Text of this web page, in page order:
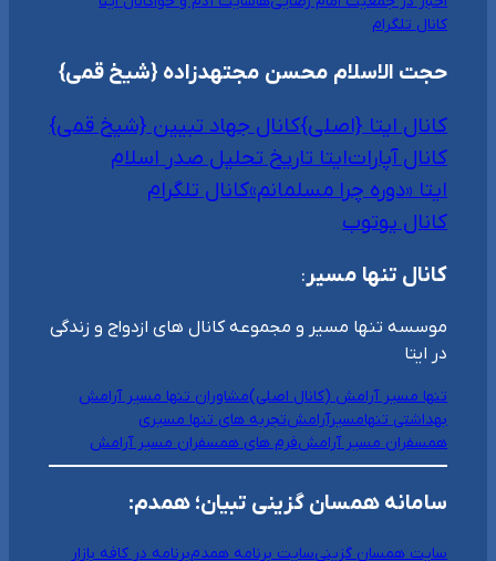
کانال تلگرام
حجت الاسلام محسن مجتهدزاده {شیخ قمی}
کانال ایتا {اصلی}کانال جهاد تبیین {شیخ قمی}
کانال آپاراتایتا تاریخ تحلیل صدر اسلام
ایتا «دوره چرا مسلمانم»کانال تلگرام
کانال یوتوب
کانال تنها مسیر:
موسسه تنها مسیر و مجموعه کانال های ازدواج و زندگی
در ایتا
تنها مسیر آرامش (کانال اصلی)مشاوران تنها مسیر آرامش
بهداشتی تنهامسیرآرامشتجربه های تنها مسیری
همسفران مسیر آرامشفرم های همسفران مسیر آرامش
سامانه همسان گزینی تبیان؛ همدم:
سایت همسان گزینیسایت برنامه همدمبرنامه در کافه بازار